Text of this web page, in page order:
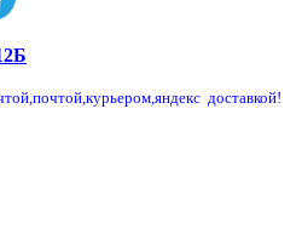
почтой,курьером,яндекс доставкой!